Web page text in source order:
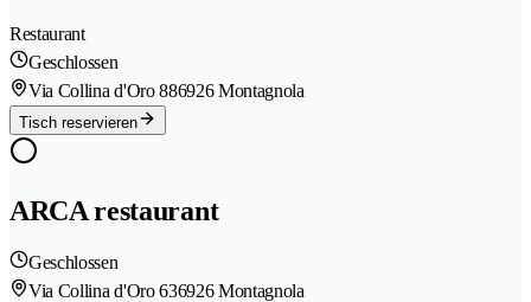
Restaurant
Geschlossen
Via Collina d'Oro 886926 Montagnola
Tisch reservieren
ARCA restaurant
Geschlossen
Via Collina d'Oro 636926 Montagnola